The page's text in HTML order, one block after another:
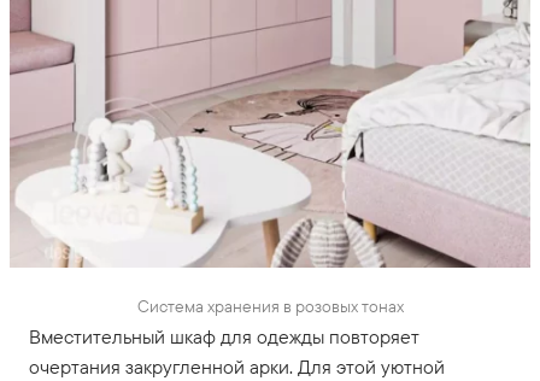
Система хранения в розовых тонах
Вместительный шкаф для одежды повторяет
очертания закругленной арки. Для этой уютной